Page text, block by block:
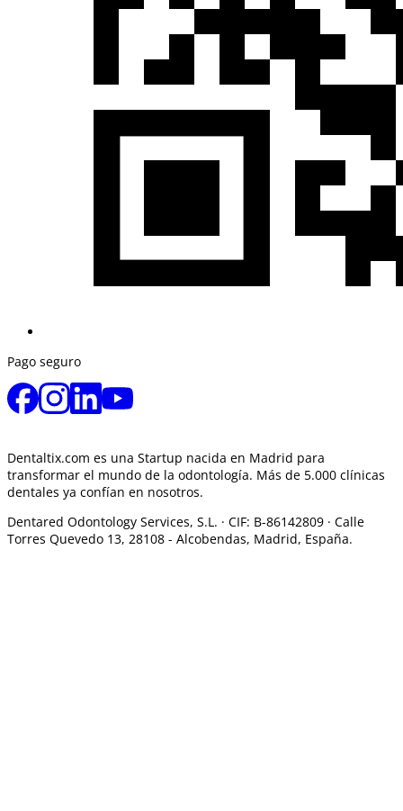
Pago seguro
Dentaltix.com es una Startup nacida en Madrid para
transformar el mundo de la odontología. Más de 5.000 clínicas
dentales ya confían en nosotros.
Dentared Odontology Services, S.L. · CIF: B-86142809 · Calle
Torres Quevedo 13, 28108 - Alcobendas, Madrid, España.